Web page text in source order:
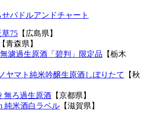
せパドルアンドチャート
75 【広島県】
【青森県】
濾過生原酒「碧判」限定品 【栃木
ヤマト純米吟醸生原酒しぼりたて
【秋
無ろ過生原酒 【京都県】
純米酒白ラベル 【滋賀県】